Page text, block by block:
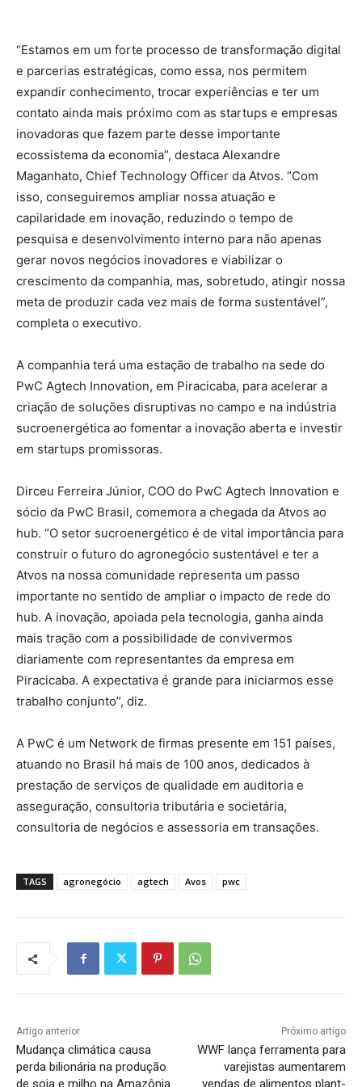
“Estamos em um forte processo de transformação digital
e parcerias estratégicas, como essa, nos permitem
expandir conhecimento, trocar experiências e ter um
contato ainda mais próximo com as startups e empresas
inovadoras que fazem parte desse importante
ecossistema da economia”, destaca Alexandre
Maganhato, Chief Technology Officer da Atvos. “Com
isso, conseguiremos ampliar nossa atuação e
capilaridade em inovação, reduzindo o tempo de
pesquisa e desenvolvimento interno para não apenas
gerar novos negócios inovadores e viabilizar o
crescimento da companhia, mas, sobretudo, atingir nossa
meta de produzir cada vez mais de forma sustentável”,
completa o executivo.
A companhia terá uma estação de trabalho na sede do
PwC Agtech Innovation, em Piracicaba, para acelerar a
criação de soluções disruptivas no campo e na indústria
sucroenergética ao fomentar a inovação aberta e investir
em startups promissoras.
Dirceu Ferreira Júnior, COO do PwC Agtech Innovation e
sócio da PwC Brasil, comemora a chegada da Atvos ao
hub. “O setor sucroenergético é de vital importância para
construir o futuro do agronegócio sustentável e ter a
Atvos na nossa comunidade representa um passo
importante no sentido de ampliar o impacto de rede do
hub. A inovação, apoiada pela tecnologia, ganha ainda
mais tração com a possibilidade de convivermos
diariamente com representantes da empresa em
Piracicaba. A expectativa é grande para iniciarmos esse
trabalho conjunto”, diz.
A PwC é um Network de firmas presente em 151 países,
atuando no Brasil há mais de 100 anos, dedicados à
prestação de serviços de qualidade em auditoria e
asseguração, consultoria tributária e societária,
consultoria de negócios e assessoria em transações.
TAGS agronegócio agtech Avos pwc
Artigo anterior
Mudança climática causa
perda bilionária na produção
de soja e milho na Amazônia
Próximo artigo
WWF lança ferramenta para
varejistas aumentarem
vendas de alimentos plant-